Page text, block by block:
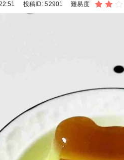
投稿ID:52901 難易度